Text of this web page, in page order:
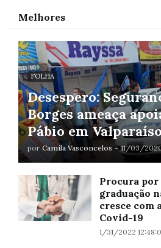
Melhores
FOLHA
Desespero:
Borges ameaça
Pábio em
por Camila Vasconcelos - 11/03/
Procura por
graduação
cresce com
Covid-19
1/31/2022